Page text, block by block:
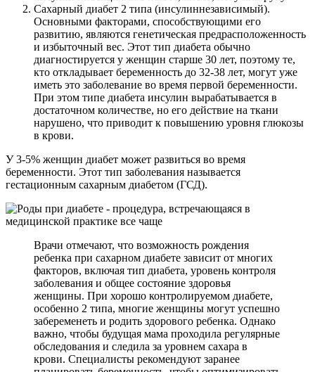
Сахарный диабет 2 типа (инсулиннезависимый).
Основными факторами, способствующими его
развитию, являются генетическая предрасположенность
и избыточный вес. Этот тип диабета обычно
диагностируется у женщин старше 30 лет, поэтому те,
кто откладывает беременность до 32-38 лет, могут уже
иметь это заболевание во время первой беременности.
При этом типе диабета инсулин вырабатывается в
достаточном количестве, но его действие на ткани
нарушено, что приводит к повышению уровня глюкозы
в крови.
У 3-5% женщин диабет может развиться во время
беременности. Этот тип заболевания называется
гестационным сахарным диабетом (ГСД).
Врачи отмечают, что возможность рождения
ребенка при сахарном диабете зависит от многих
факторов, включая тип диабета, уровень контроля
заболевания и общее состояние здоровья
женщины. При хорошо контролируемом диабете,
особенно 2 типа, многие женщины могут успешно
забеременеть и родить здорового ребенка. Однако
важно, чтобы будущая мама проходила регулярные
обследования и следила за уровнем сахара в
крови. Специалисты рекомендуют заранее